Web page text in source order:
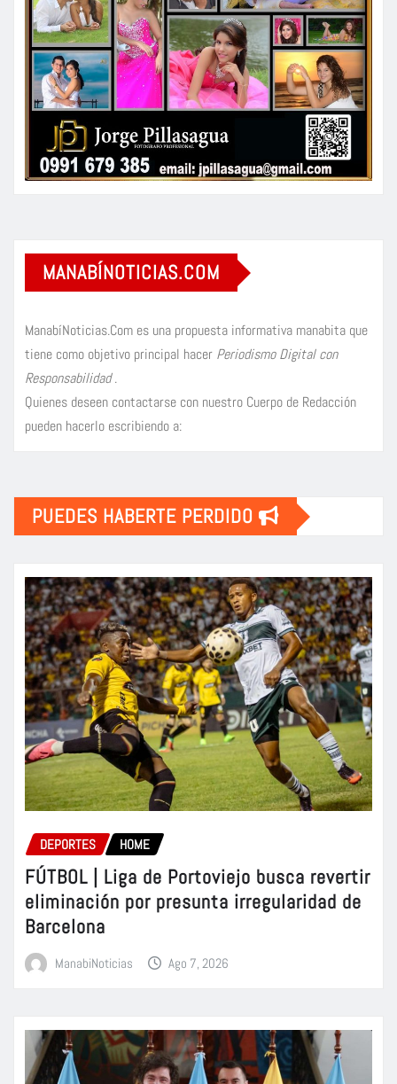
MANABÍNOTICIAS.COM
ManabíNoticias.Com es una propuesta informativa manabita que
tiene como objetivo principal hacer Periodismo Digital con
Responsabilidad.
Quienes deseen contactarse con nuestro Cuerpo de Redacción
pueden hacerlo escribiendo a:
PUEDES HABERTE PERDIDO
DEPORTES HOME
FÚTBOL | Liga de Portoviejo busca revertir
eliminación por presunta irregularidad de
Barcelona
ManabiNoticias Ago 7, 2026